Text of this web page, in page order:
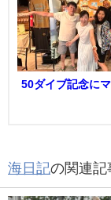
50ダイブ記念に
海日記の関連記